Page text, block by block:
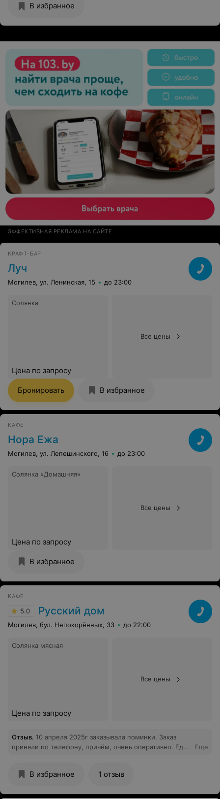
В избранное
ЭФФЕКТИВНАЯ РЕКЛАМА НА САЙТЕ
КРАФТ-БАР
Луч
Могилев, ул. Ленинская, 15 до 23:00
Солянка
Цена по запросу
Все цены
Бронировать В избранное
КАФЕ
Нора Ежа
Могилев, ул. Лепешинского, 16 до 23:00
Солянка «Домашняя»
Цена по запросу
Все цены
В избранное
КАФЕ
5.0 Русский дом
Могилев, бул. Непокорённых, 33 до 22:00
Солянка мясная
Цена по запросу
Все цены
Отзыв. 10 апреля 2025г заказывала поминки. Заказ
приняли по телефону, причём, очень оперативно. Еда
Спасибо большое
Еще
В избранное 1 отзыв